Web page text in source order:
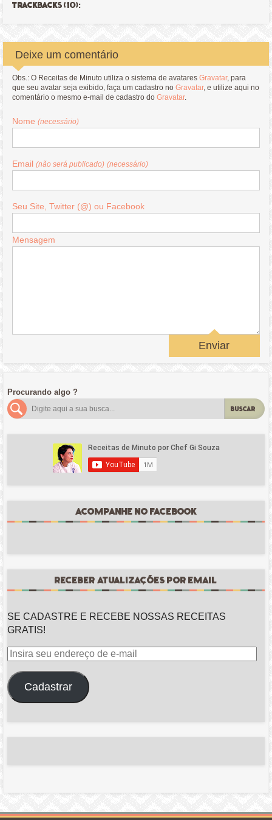
TRACKBACKS (10):
Deixe um comentário
Obs.: O Receitas de Minuto utiliza o sistema de avataresGravatar, para
que seu avatar seja exibido, faça um cadastro noGravatar, e utilize aqui no
comentário o mesmo e-mail de cadastro doGravatar.
Nome(necessário)
Email(não será publicado) (necessário)
Seu Site, Twitter (@) ou Facebook
Mensagem
Enviar
Procurando algo ?
BUSCAR
ACOMPANHE NO FACEBOOK
RECEBER ATUALIZAÇÕES POR EMAIL
SE CADASTRE E RECEBE NOSSAS RECEITAS
GRATIS!
Insira
endereço
de
Cadastrar